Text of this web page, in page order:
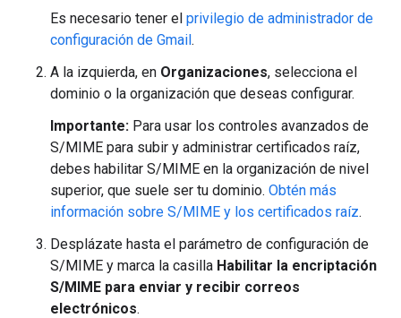
Es necesario tener el privilegio de administrador de
configuración de Gmail.
A la izquierda, en Organizaciones, selecciona el
dominio o la organización que deseas configurar.
Importante: Para usar los controles avanzados de
S/MIME para subir y administrar certificados raíz,
debes habilitar S/MIME en la organización de nivel
superior, que suele ser tu dominio. Obtén más
información sobre S/MIME y los certificados raíz.
Desplázate hasta el parámetro de configuración de
S/MIME y marca la casilla Habilitar la encriptación
S/MIME para enviar y recibir correos
electrónicos.